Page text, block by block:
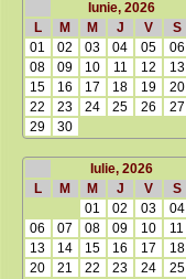
Iunie, 2026
L
M M J V S
01
02 03 04 05 06
08
09 10 11 12 13
15
16 17 18 19 20
22
23 24 25 26 27
29
30
Iulie, 2026
L
M M J V S
01
02 03 04
06
07 08 09 10 11
13
14 15 16 17 18
20
21 22 23 24 25